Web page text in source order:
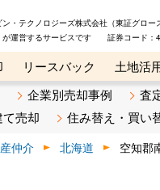
ン・テクノロジーズ株式会社（東証グロー
が運営するサービスです 証券コード：
リースバック 土地活
ー オンライン講座 リ
企業別売却事例 査
て売却 住み替え・買い
仲介 北海道 空知郡